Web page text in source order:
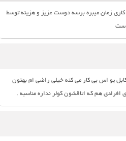
الی 5 روز کاری زمان میبره برسه دوست عزیز و هزینه توسط
کابل یو اس بی کار می کنه خیلی راضی ام بهتون
افرادی هم که اتاقشون کولر نداره مناسبه .